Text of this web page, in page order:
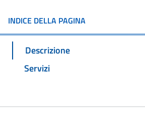
INDICE DELLA PAGINA
Descrizione
Servizi